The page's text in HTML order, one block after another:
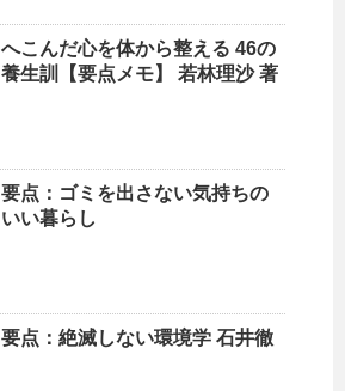
へこんだ心を体から整える 46の
養生訓【要点メモ】 若林理沙 著
要点：ゴミを出さない気持ちの
いい暮らし
要点：絶滅しない環境学 石井徹